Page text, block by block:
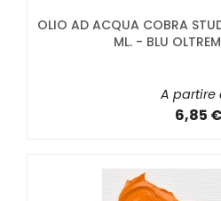
OLIO AD ACQUA COBRA
ML. - BLU
A partire
6,85 €